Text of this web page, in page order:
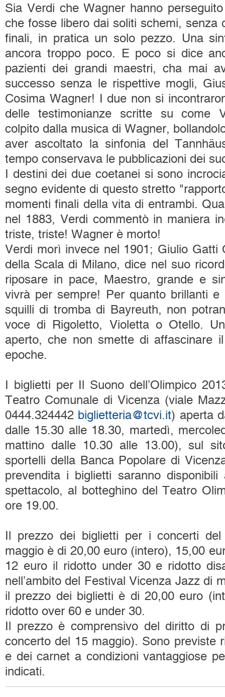
Sia Verdi che Wagner hanno
che fosse libero dai soliti schemi, senza
finali, in pratica un solo pezzo. Una
ancora troppo poco. E poco si dice
pazienti dei grandi maestri, cha mai
successo senza le rispettive mogli,
Cosima Wagner! I due non si
delle testimonianze scritte su come
colpito dalla musica di Wagner,
aver ascoltato la sinfonia del
tempo conservava le pubblicazioni dei
I destini dei due coetanei si sono
segno evidente di questo stretto
momenti finali della vita di entrambi.
nel 1883, Verdi commentò in maniera
triste, triste! Wagner è morto!
Verdi morì invece nel 1901; Giulio Gatti
della Scala di Milano, dice nel suo
riposare in pace, Maestro, grande e
vivrà per sempre! Per quanto brillanti e
squilli di tromba di Bayreuth, non
voce di Rigoletto, Violetta o Otello.
aperto, che non smette di affascinare
epoche.
I biglietti per Il Suono dell’Olimpico
Teatro Comunale di Vicenza (viale
0444.324442 biglietteria@tcvi.it) aperta
dalle 15.30 alle 18.30, martedì,
mattino dalle 10.30 alle 13.00), sul
sportelli della Banca Popolare di
prevendita i biglietti saranno
spettacolo, al botteghino del Teatro
ore 19.00.
Il prezzo dei biglietti per i concerti
maggio è di 20,00 euro (intero), 15,00
12 euro il ridotto under 30 e ridotto
nell’ambito del Festival Vicenza Jazz di
il prezzo dei biglietti è di 20,00 euro
ridotto over 60 e under 30.
Il prezzo è comprensivo del diritto di
concerto del 15 maggio). Sono previste
e dei carnet a condizioni vantaggiose
indicati.